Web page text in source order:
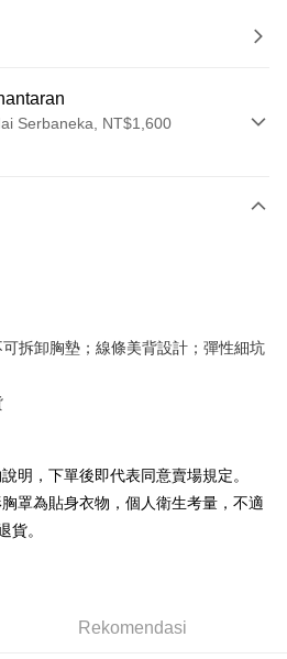
Serbaneka, NT$1,600
Pay Later]
automatik ke proses transaksi OP Pay
Anda perlu mengesahkan nombor telefon
selepas pengesahan SMS.
拆卸胸墊；線條美背設計；彈性細坑
明，下單後即代表同意賣場規定。
罩為貼身衣物，個人衛生考量，不適
貨。
Rekomendasi